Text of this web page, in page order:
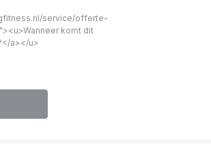
service/offerte-
komt dit
a></u>